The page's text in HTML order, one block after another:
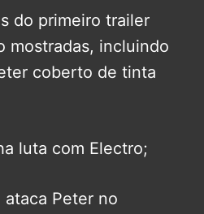
do primeiro trailer
mostradas, incluindo
coberto de tinta
luta com Electro;
Peter no